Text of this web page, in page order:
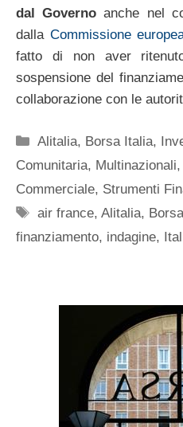
dal Governoanche nel
dalla Commissione
fatto di non aver
sospensione del
collaborazione con le
Categorie
Alitalia, Borsa Italia,
Comunitaria, Multinazionali,
Commerciale, Strumenti
Tag
air france,Alitalia,
finanziamento, indagine,